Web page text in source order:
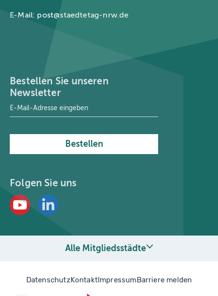
E-Mail: post@staedtetag-nrw.de
Bestellen Sie unseren
Newsletter
E-Mail-Adresse
Bestellen
Folgen Sie uns
Alle Mitgliedsstädte
DatenschutzKontaktImpressumBarriere melden